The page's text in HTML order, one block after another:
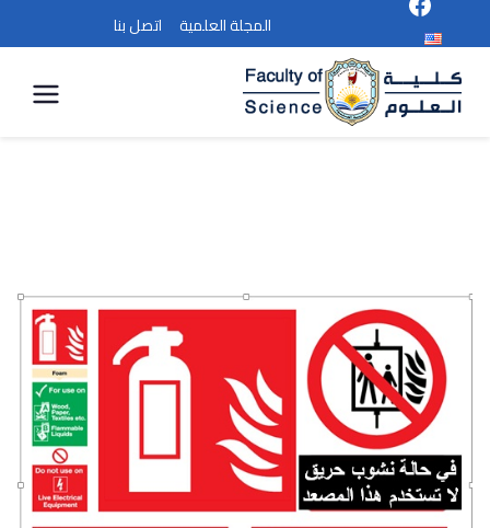
المجلة العلمية اتصل بنا